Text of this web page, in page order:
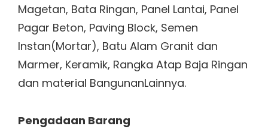
Magetan, Bata Ringan, Panel Lantai, Panel
Pagar Beton, Paving Block, Semen
Instan(Mortar), Batu Alam Granit dan
Marmer, Keramik, Rangka Atap Baja Ringan
dan material BangunanLainnya.
Pengadaan Barang